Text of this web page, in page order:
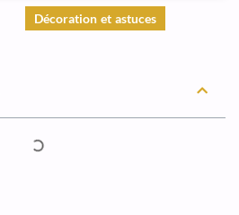
Décoration et astuces